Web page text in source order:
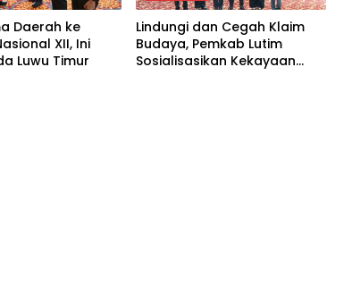
Daerah ke
XII, Ini
Luwu Timur
Lindungi dan Cegah Klaim
Budaya, Pemkab Lutim
Sosialisasikan Kekayaan